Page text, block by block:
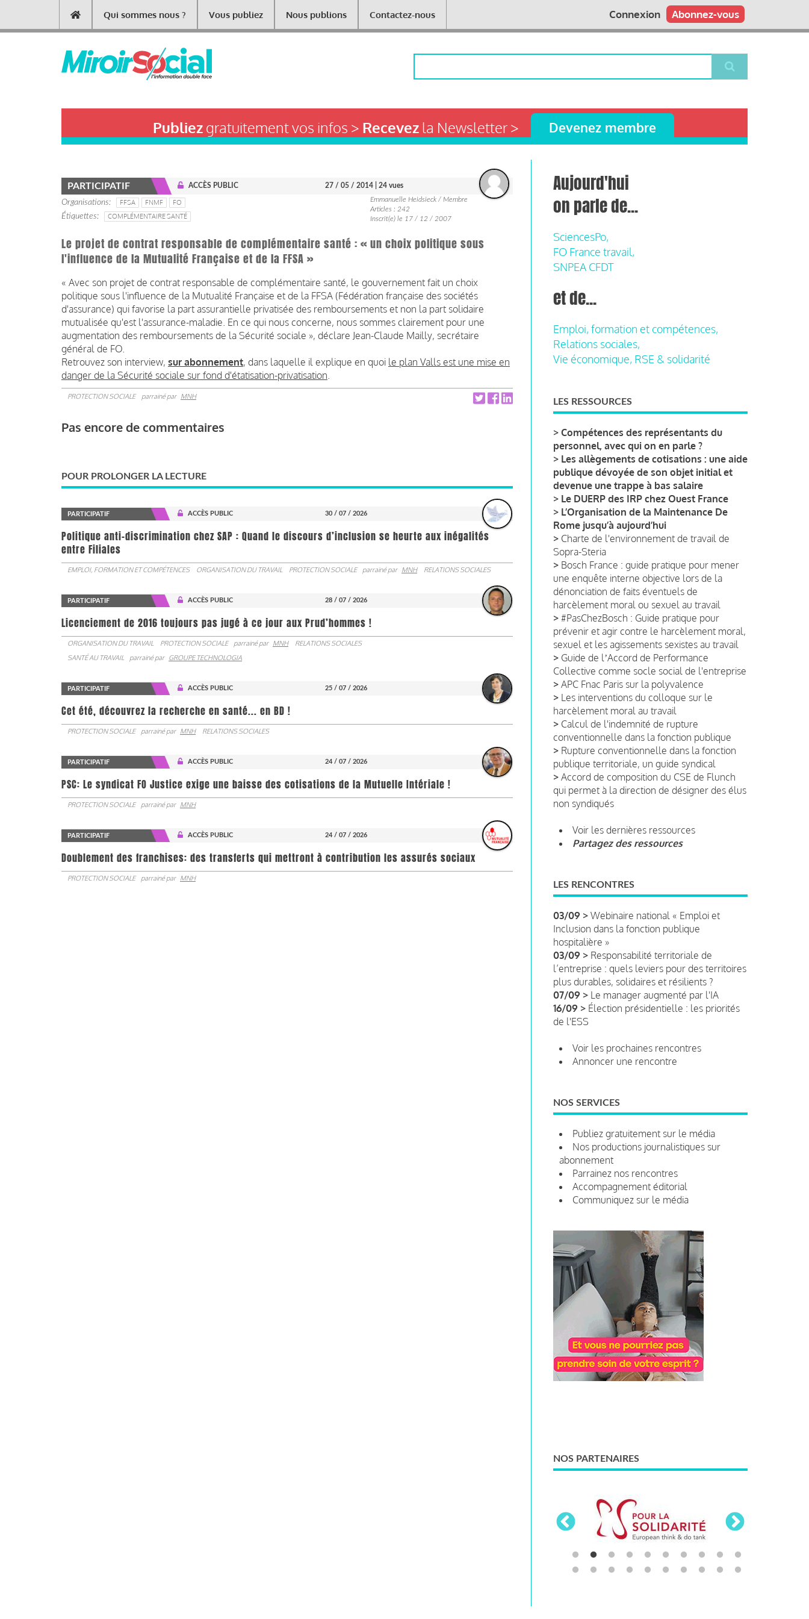
contenu
Main
navigation
Qui sommes nous ? Vous publiez Nous publions Contactez-nous Abonnez-vous
Connexion
Publiezgratuitement vos infos > Recevezla Newsletter > Devenez membre
PARTICIPATIF ACCÈS PUBLIC 27 / 05 / 2014 | 24 vues
Organisations FFSA FNMF
FO
Étiquettes
COMPLÉMENTAIRE SANTÉ
Emmanuelle Heidsieck / Membre
Articles : 242
Inscrit(e) le 17 / 12 / 2007
Le projet de contrat responsable de complémentaire santé : « un choix politique sous
l'influence de la Mutualité Française et de la FFSA »
« Avec son projet de contrat responsable de complémentaire santé, le gouvernement fait un choix
politique sous l'influence de la Mutualité Française et de la FFSA (Fédération française des sociétés
d'assurance) qui favorise la part assurantielle privatisée des remboursements et non la part solidaire
mutualisée qu'est l'assurance-maladie. En ce qui nous concerne, nous sommes clairement pour une
augmentation des remboursements de la Sécurité sociale », déclare Jean-Claude Mailly, secrétaire
général de FO.
Retrouvez son interview, sur abonnement, dans laquelle il explique en quoi le plan Valls est une mise en
danger de la Sécurité sociale sur fond d'étatisation-privatisation
PROTECTION SOCIALE parrainé par MNH
Pas encore de commentaires
POUR PROLONGER LA LECTURE
PARTICIPATIF ACCÈS PUBLIC 30 / 07 / 2026
Politique anti-discrimination chez SAP : Quand le discours d’inclusion se heurte aux inégalités
entre Filiales
EMPLOI, FORMATION ET COMPÉTENCES ORGANISATION DU TRAVAIL PROTECTION SOCIALE parrainé par MNH RELATIONS SOCIALES
PARTICIPATIF ACCÈS PUBLIC 28 / 07 / 2026
Licenciement de 2016 toujours pas jugé à ce jour aux Prud’hommes !
ORGANISATION DU TRAVAIL PROTECTION SOCIALE parrainé par MNH
RELATIONS SOCIALES
SANTÉ AU TRAVAIL
parrainé par GROUPE TECHNOLOGIA
PARTICIPATIF ACCÈS PUBLIC 25 / 07 / 2026
Cet été, découvrez la recherche en santé... en BD !
PROTECTION SOCIALE parrainé par MNH RELATIONS SOCIALES
PARTICIPATIF ACCÈS PUBLIC 24 / 07 / 2026
PSC: Le syndicat FO Justice exige une baisse des cotisations de la Mutuelle Intériale !
PROTECTION SOCIALE parrainé par MNH
PARTICIPATIF ACCÈS PUBLIC 24 / 07 / 2026
Doublement des franchises: des transferts qui mettront à contribution les assurés sociaux
PROTECTION SOCIALE parrainé par MNH
Aujourd'hui
on parle de...
SciencesPo,
FO France travail,
SNPEA CFDT
et de...
Emploi, formation et compétences,
Relations sociales,
Vie économique, RSE & solidarité
LES RESSOURCES
> Compétences des représentants du
personnel, avec qui on en parle ?
> Les allègements de cotisations : une aide
publique dévoyée de son objet initial et
devenue une trappe à bas salaire
> Le DUERP des IRP chez Ouest France
> L’Organisation de la Maintenance De
Rome jusqu’à aujourd’hui
> Charte de l'environnement de travail de
Sopra-Steria
> Bosch France : guide pratique pour mener
une enquête interne objective lors de la
dénonciation de faits éventuels de
harcèlement moral ou sexuel au travail
> #PasChezBosch : Guide pratique pour
prévenir et agir contre le harcèlement moral,
sexuel et les agissements sexistes au travail
> Guide de lʼAccord de Performance
Collective comme socle social de l'entreprise
> APC Fnac Paris sur la polyvalence
> Les interventions du colloque sur le
harcèlement moral au travail
> Calcul de l'indemnité de rupture
conventionnelle dans la fonction publique
> Rupture conventionnelle dans la fonction
publique territoriale, un guide syndical
> Accord de composition du CSE de Flunch
qui permet à la direction de désigner des élus
non syndiqués
Voir les dernières ressources
Partagez des ressources
LES RENCONTRES
03/09 > Webinaire national « Emploi et
Inclusion dans la fonction publique
hospitalière »
03/09 > Responsabilité territoriale de
l’entreprise : quels leviers pour des territoires
plus durables, solidaires et résilients ?
07/09 > Le manager augmenté par l'IA
16/09 > Élection présidentielle : les priorités
de l'ESS
Voir les prochaines rencontres
Annoncer une rencontre
NOS SERVICES
Publiez gratuitement sur le média
Nos productions journalistiques sur
abonnement
Parrainez nos rencontres
Accompagnement éditorial
Communiquez sur le média
NOS PARTENAIRES